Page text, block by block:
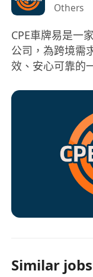
Others
CPE車牌易是一
公司，為跨境需
效、安心可靠的
駕駛者，我們都
流程，對中港跨
如指掌。我們
資格評估、文
領取車牌，一
我們的核心優勢包括： 專業可靠：
熟悉各項申請條
後：一手資源，
資料，縮短辦理
Similar jobs